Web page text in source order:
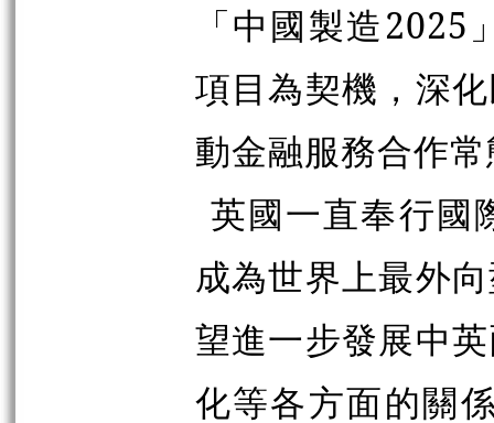
「中國製造
項目為契機，深
動金融服務合作
英國一直奉行國
成為世界上最外
望進一步發展中
化等各方面的關